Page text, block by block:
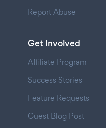
Report Abuse
Get Involved
Affiliate Program
Success Stories
Feature Requests
Guest Blog Post